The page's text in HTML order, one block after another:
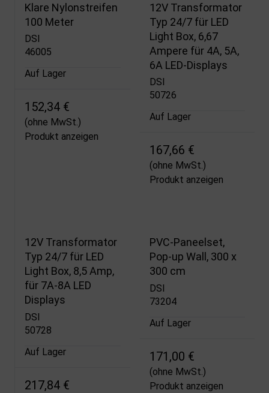
Klare Nylonstreifen
100 Meter
DSI
46005
Auf Lager
152,34 €
(ohne MwSt.)
Produkt anzeigen
12V Transformator
Typ 24/7 für LED
Light Box, 6,67
Ampere für 4A, 5A,
6A LED-Displays
DSI
50726
Auf Lager
167,66 €
(ohne MwSt.)
Produkt anzeigen
12V Transformator
Typ 24/7 für LED
Light Box, 8,5 Amp,
für 7A-8A LED
Displays
DSI
50728
Auf Lager
217,84 €
PVC-Paneelset,
Pop-up Wall, 300 x
300 cm
DSI
73204
Auf Lager
171,00 €
(ohne MwSt.)
Produkt anzeigen